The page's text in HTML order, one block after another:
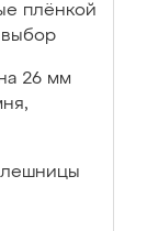
плёнкой
выбор
26 мм